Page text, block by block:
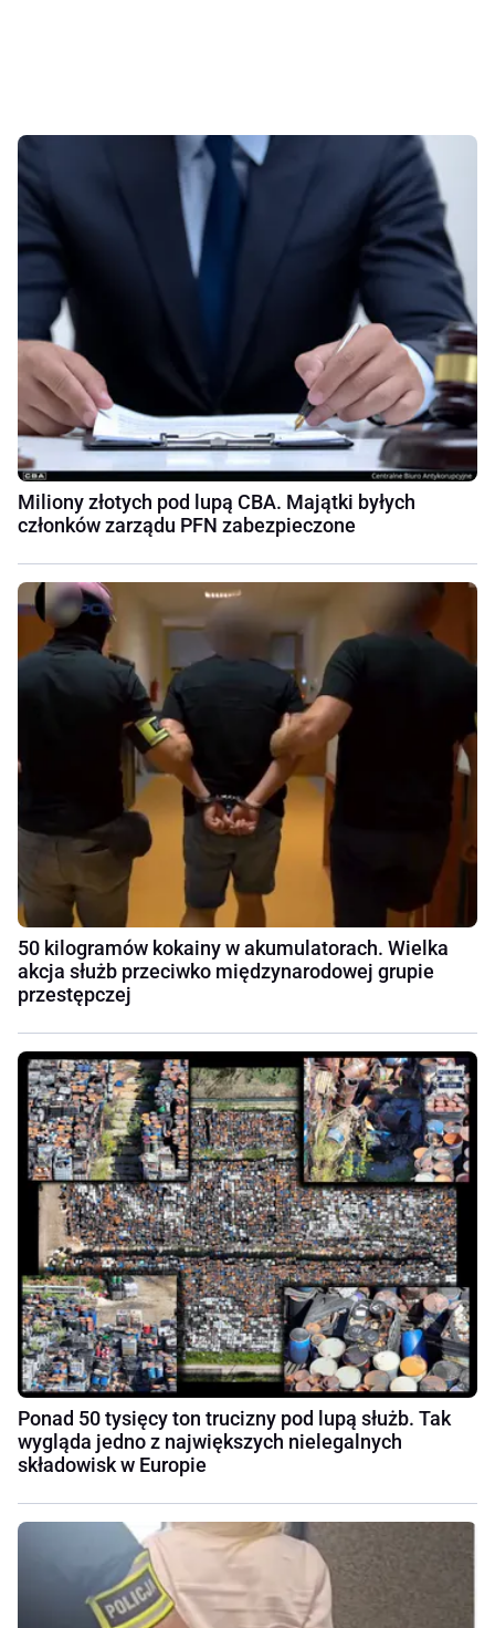
Miliony złotych pod lupą CBA. Majątki byłych
członków zarządu PFN zabezpieczone
50 kilogramów kokainy w akumulatorach. Wielka
akcja służb przeciwko międzynarodowej grupie
przestępczej
Ponad 50 tysięcy ton trucizny pod lupą służb. Tak
wygląda jedno z największych nielegalnych
składowisk w Europie